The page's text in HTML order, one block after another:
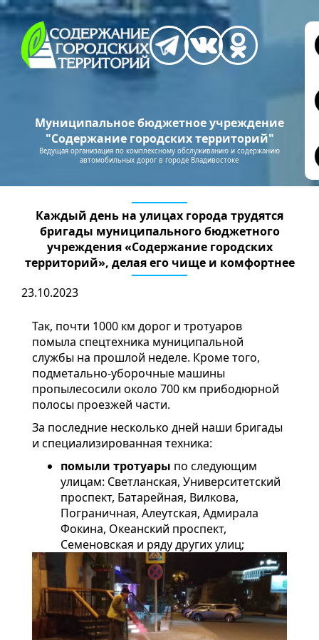
Муниципальное бюджетное учреждение
"Содержание городских территорий"
Ведущая организация по комплексному обслуживанию и содержанию
автомобильных дорог в городе Владивостоке
Каждый день на улицах города трудятся
бригады муниципального бюджетного
учреждения «Содержание городских
территорий», делая его чище и комфортнее
23.10.2023
Так, почти 1000 км дорог и тротуаров
помыла спецтехника муниципальной
службы на прошлой неделе. Кроме того,
подметально-уборочные машины
пропылесосили около 700 км прибодюрной
полосы проезжей части.
За последние несколько дней наши бригады
и специализированная техника:
помыли тротуары по следующим
улицам: Светланская, Университетский
проспект, Батарейная, Вилкова,
Пограничная, Алеутская, Адмирала
Фокина, Океанский проспект,
Семеновская и ряду других улиц;